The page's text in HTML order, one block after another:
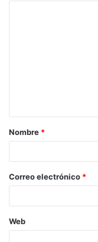
Nombre *
Correo electrónico *
Web